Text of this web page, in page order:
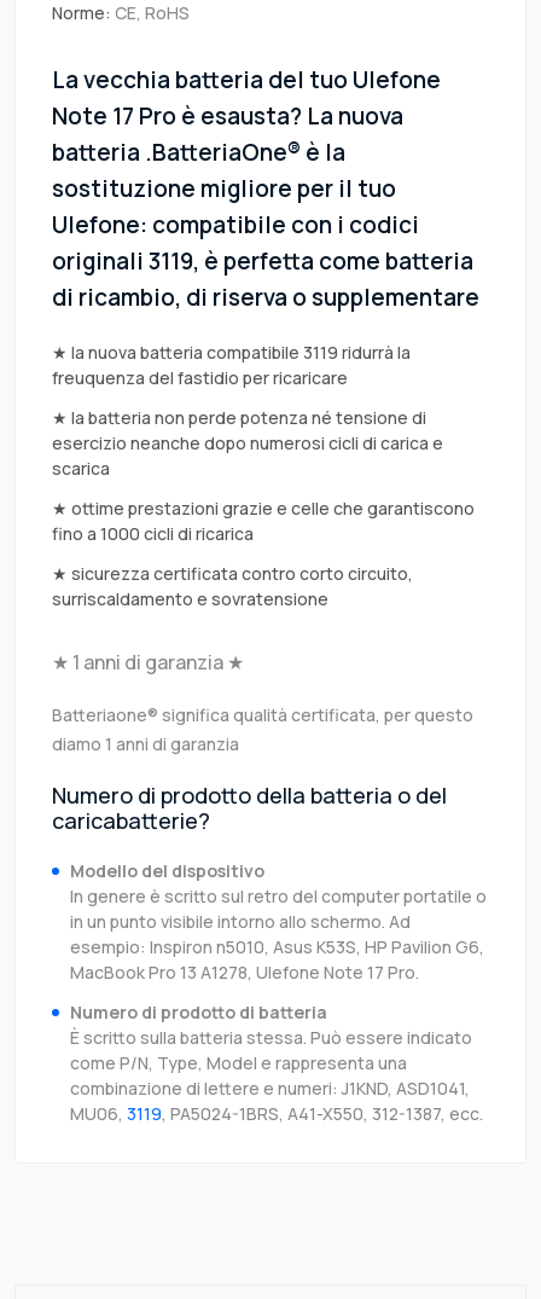
Norme: CE, RoHS
La vecchia batteria del tuo Ulefone
Note 17 Pro è esausta? La nuova
batteria .BatteriaOne® è la
sostituzione migliore per il tuo
Ulefone: compatibile con i codici
originali 3119, è perfetta come batteria
di ricambio, di riserva o supplementare
★ la nuova batteria compatibile 3119 ridurrà la
freuquenza del fastidio per ricaricare
★ la batteria non perde potenza né tensione di
esercizio neanche dopo numerosi cicli di carica e
scarica
★ ottime prestazioni grazie e celle che garantiscono
fino a 1000 cicli di ricarica
★ sicurezza certificata contro corto circuito,
surriscaldamento e sovratensione
★ 1 anni di garanzia ★
Batteriaone® significa qualità certificata, per questo
diamo 1 anni di garanzia
Numero di prodotto della batteria o del
caricabatterie?
Modello del dispositivo
In genere è scritto sul retro del computer portatile o
in un punto visibile intorno allo schermo. Ad
esempio: Inspiron n5010, Asus K53S, HP Pavilion G6,
MacBook Pro 13 A1278, Ulefone Note 17 Pro.
Numero di prodotto di batteria
È scritto sulla batteria stessa. Può essere indicato
come P/N, Type, Model e rappresenta una
combinazione di lettere e numeri: J1KND, ASD1041,
MU06, 3119, PA5024-1BRS, A41-X550, 312-1387, ecc.